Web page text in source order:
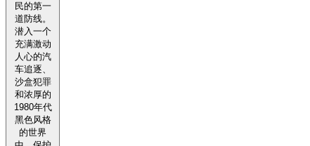
民的第一
道防线。
潜入一个
充满激动
人心的汽
车追逐、
沙盒犯罪
和浓厚的
1980年代
黑色风格
的世界